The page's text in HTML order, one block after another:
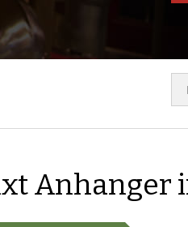
Anhanger